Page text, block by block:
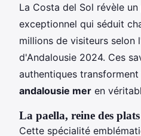
La Costa del Sol révèle
exceptionnel qui séduit
millions de visiteurs selon
d'Andalousie 2024. Ces
authentiques
andalousie mer en
La paella, reine des
Cette spécialité